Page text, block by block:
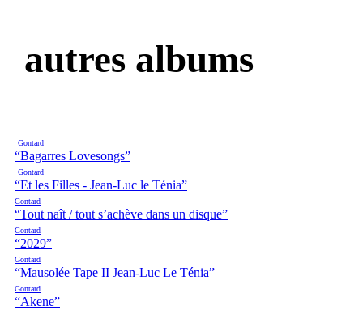
autres albums
Gontard
“Bagarres Lovesongs”
Gontard
“Et les Filles - Jean-Luc le Ténia”
Gontard
“Tout naît / tout s’achève dans un disque”
Gontard
“2029”
Gontard
“Mausolée Tape II Jean-Luc Le Ténia”
Gontard
“Akene”